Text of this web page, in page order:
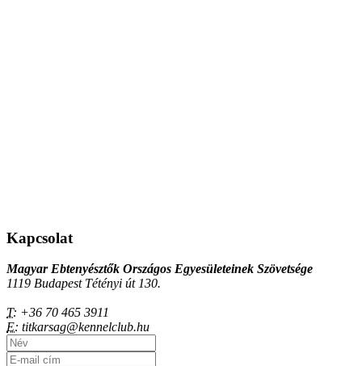
Kapcsolat
Magyar Ebtenyésztők Országos Egyesületeinek Szövetsége
1119 Budapest Tétényi út 130.
T: +36 70 465 3911
E: titkarsag@kennelclub.hu